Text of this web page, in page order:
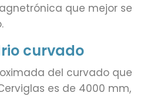
que mejor se
curvado
del curvado que
es de 4000 mm,